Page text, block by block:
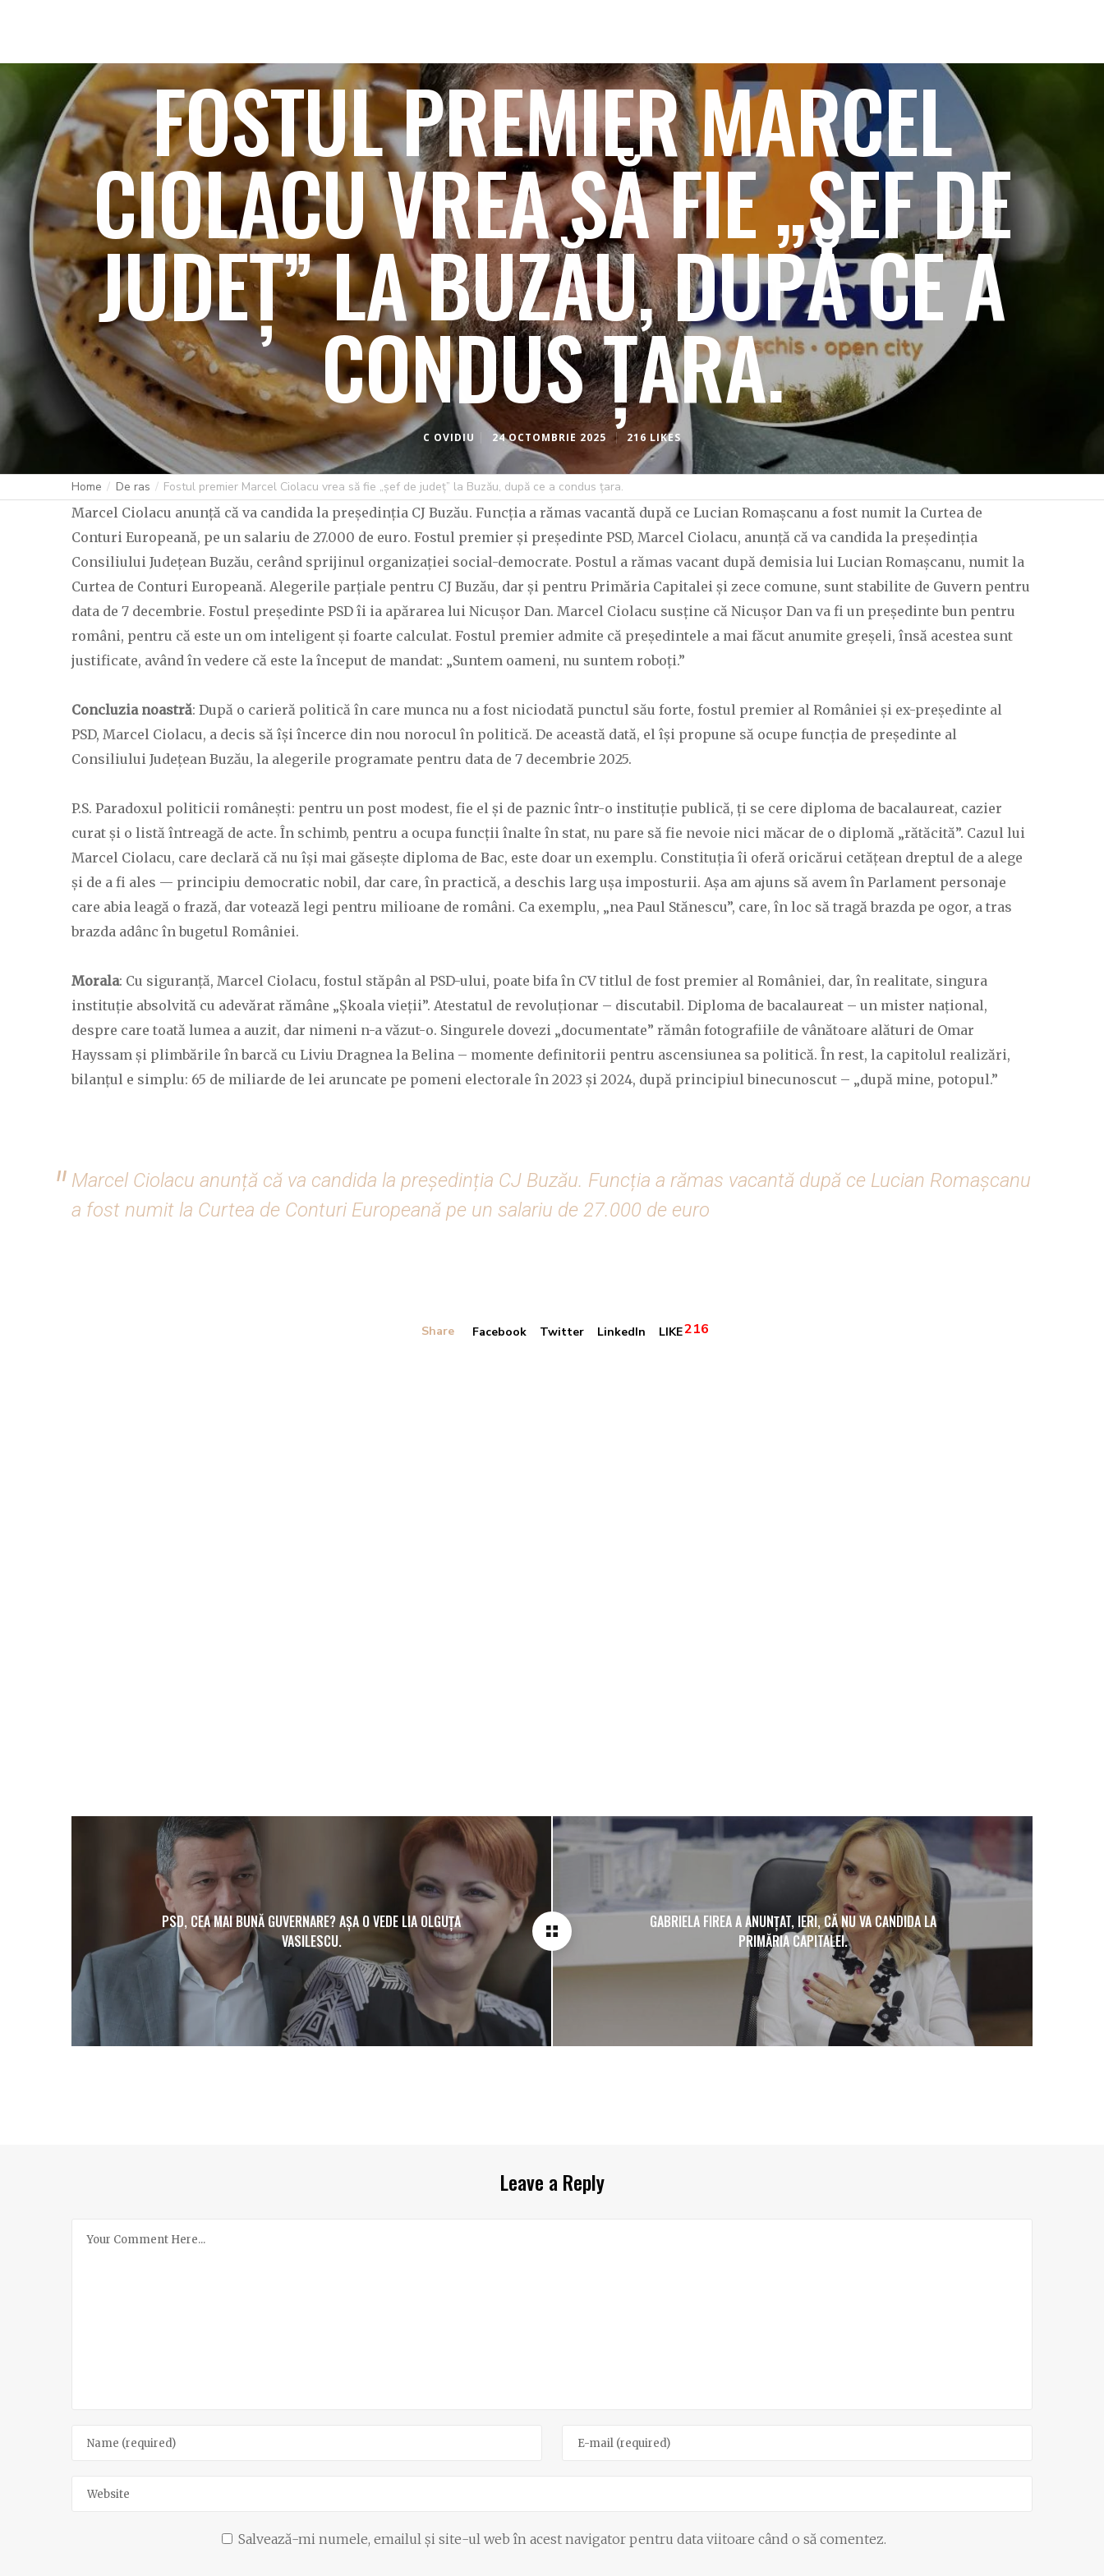
FOSTUL PREMIER MARCEL
CIOLACU VREA SĂ FIE „ȘEF DE
JUDEȚ” LA BUZĂU, DUPĂ CE A
CONDUS ȚARA.
C OVIDIU 24 OCTOMBRIE 2025 216 LIKES
Home De ras Fostul premier Marcel Ciolacu vrea să fie „șef de județ” la Buzău, după ce a condus țara.
Marcel Ciolacu anunță că va candida la președinția CJ Buzău. Funcția a rămas vacantă după ce Lucian Romașcanu a fost numit la Curtea de
Conturi Europeană, pe un salariu de 27.000 de euro. Fostul premier și președinte PSD, Marcel Ciolacu, anunță că va candida la președinția
Consiliului Județean Buzău, cerând sprijinul organizației social-democrate. Postul a rămas vacant după demisia lui Lucian Romașcanu, numit la
Curtea de Conturi Europeană. Alegerile parțiale pentru CJ Buzău, dar și pentru Primăria Capitalei și zece comune, sunt stabilite de Guvern pentru
data de 7 decembrie. Fostul președinte PSD îi ia apărarea lui Nicușor Dan. Marcel Ciolacu susține că Nicușor Dan va fi un președinte bun pentru
români, pentru că este un om inteligent și foarte calculat. Fostul premier admite că președintele a mai făcut anumite greșeli, însă acestea sunt
justificate, având în vedere că este la început de mandat: „Suntem oameni, nu suntem roboți.”
Concluzia noastră: După o carieră politică în care munca nu a fost niciodată punctul său forte, fostul premier al României și ex-președinte al
PSD, Marcel Ciolacu, a decis să își încerce din nou norocul în politică. De această dată, el își propune să ocupe funcția de președinte al
Consiliului Județean Buzău, la alegerile programate pentru data de 7 decembrie 2025.
P.S. Paradoxul politicii românești: pentru un post modest, fie el și de paznic într-o instituție publică, ți se cere diploma de bacalaureat, cazier
curat și o listă întreagă de acte. În schimb, pentru a ocupa funcții înalte în stat, nu pare să fie nevoie nici măcar de o diplomă „rătăcită”. Cazul lui
Marcel Ciolacu, care declară că nu își mai găsește diploma de Bac, este doar un exemplu. Constituția îi oferă oricărui cetățean dreptul de a alege
și de a fi ales — principiu democratic nobil, dar care, în practică, a deschis larg ușa imposturii. Așa am ajuns să avem în Parlament personaje
care abia leagă o frază, dar votează legi pentru milioane de români. Ca exemplu, „nea Paul Stănescu”, care, în loc să tragă brazda pe ogor, a tras
brazda adânc în bugetul României.
Morala: Cu siguranță, Marcel Ciolacu, fostul stăpân al PSD-ului, poate bifa în CV titlul de fost premier al României, dar, în realitate, singura
instituție absolvită cu adevărat rămâne „Șkoala vieții”. Atestatul de revoluționar – discutabil. Diploma de bacalaureat – un mister național,
despre care toată lumea a auzit, dar nimeni n-a văzut-o. Singurele dovezi „documentate” rămân fotografiile de vânătoare alături de Omar
Hayssam și plimbările în barcă cu Liviu Dragnea la Belina – momente definitorii pentru ascensiunea sa politică. În rest, la capitolul realizări,
bilanțul e simplu: 65 de miliarde de lei aruncate pe pomeni electorale în 2023 și 2024, după principiul binecunoscut – „după mine, potopul.”
Marcel Ciolacu anunță că va candida la președinția CJ Buzău. Funcția a rămas vacantă după ce Lucian Romașcanu
a fost numit la Curtea de Conturi Europeană pe un salariu de 27.000 de euro
Share Facebook Twitter LinkedIn LIKE216
PSD, CEA MAI BUNĂ GUVERNARE? AȘA O VEDE LIA OLGUȚA
VASILESCU.
GABRIELA FIREA A ANUNȚAT, IERI, CĂ NU VA CANDIDA LA
PRIMĂRIA CAPITALEI.
Leave a Reply
Salvează-mi numele, emailul și site-ul web în acest navigator pentru data viitoare când o să comentez.